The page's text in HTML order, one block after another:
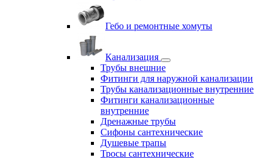
Гебо и ремонтные хомуты
Канализация
Трубы внешние
Фитинги для наружной канализации
Трубы канализационные внутренние
Фитинги канализационные
внутренние
Дренажные трубы
Сифоны сантехнические
Душевые трапы
Тросы сантехнические